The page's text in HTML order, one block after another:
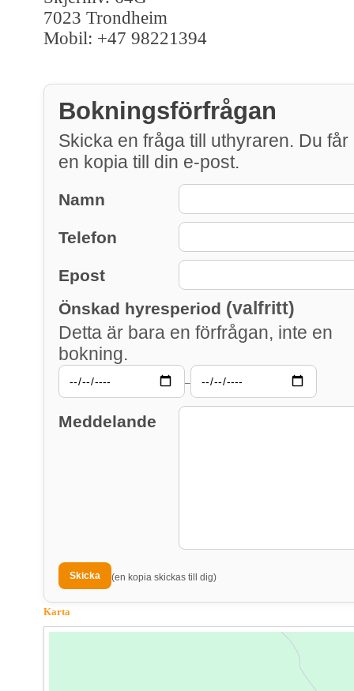
7023 Trondheim
Mobil: +47 98221394
Bokningsförfrågan
Skicka en fråga till uthyraren. Du får
en kopia till din e-post.
Namn
Telefon
Epost
Önskad hyresperiod (valfritt)
Detta är bara en förfrågan, inte en
bokning.
–
Meddelande
(en kopia skickas till dig)
Karta